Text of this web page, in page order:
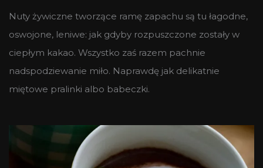
Nuty żywiczne tworzące ramę zapachu są tu łagodne,
oswojone, leniwe: jak gdyby rozpuszczone zostały w
ciepłym kakao. Wszystko zaś razem pachnie
nadspodziewanie miło. Naprawdę jak delikatnie
miętowe pralinki albo babeczki.